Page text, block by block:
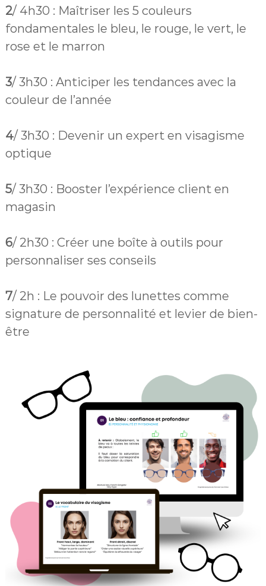
2/ 4h30 : Maîtriser les 5 couleurs
fondamentales le bleu, le rouge, le vert, le
rose et le marron
3/ 3h30 : Anticiper les tendances avec la
couleur de l’année
4/ 3h30 : Devenir un expert en visagisme
optique
5/ 3h30 : Booster l’expérience client en
magasin
6/ 2h30 : Créer une boîte à outils pour
personnaliser ses conseils
7/ 2h : Le pouvoir des lunettes comme
signature de personnalité et levier de bien-
être